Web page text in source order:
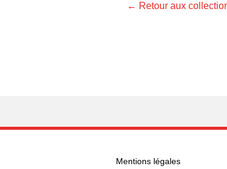
← Retour aux
Mentions légales